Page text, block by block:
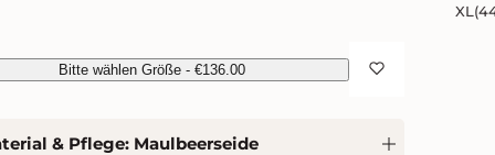
Bitte wählen Größe -€136.00
& Pflege: Maulbeerseide